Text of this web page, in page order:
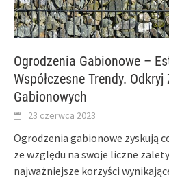
Ogrodzenia Gabionowe –
Współczesne Trendy.
Gabionowych
23 czerwca 2023
Ogrodzenia gabionowe zyskują
ze względu na swoje liczne
najważniejsze korzyści